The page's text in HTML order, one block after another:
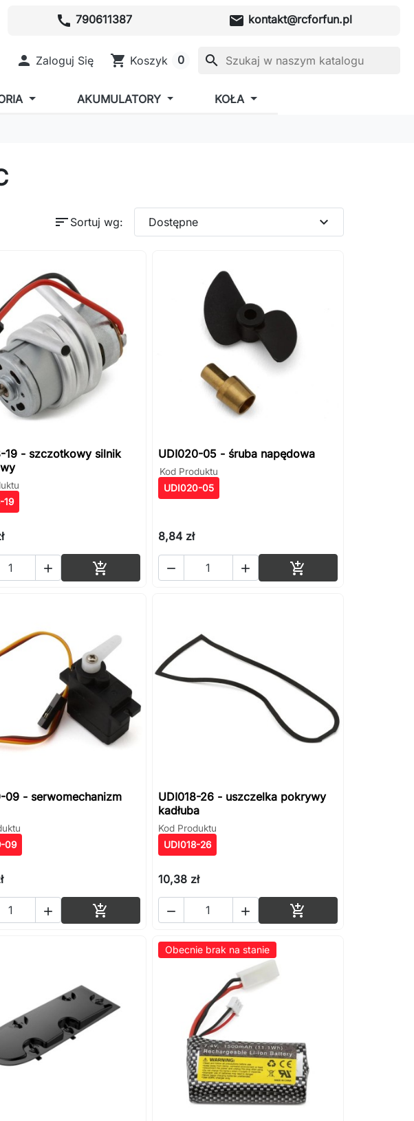
call 790611387 mail kontakt@rcforfun.pl
 Zaloguj Się shopping_cart Koszyk 0 search
AKUMULATORY KOŁA
sort Sortuj wg: Dostępne expand_more
19 - szczotkowy silnik
19
  Dodaj do koszyka
UDI020-05 - śruba napędowa
Kod Produktu
UDI020-05
8,84 zł
  
09 - serwomechanizm
09
  Dodaj do koszyka
UDI018-26 - uszczelka pokrywy
kadłuba
Kod Produktu
UDI018-26
10,38 zł
  
Obecnie brak na stanie